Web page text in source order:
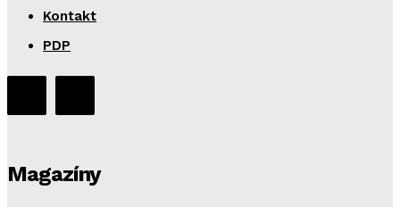
Kontakt
PDP
Magazíny